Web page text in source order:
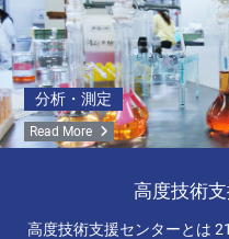
分析・測定
Read More
高度技術
高度技術支援センターとは